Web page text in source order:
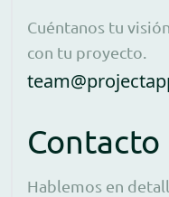
Cuéntanos tu
con tu proyecto.
Hablemos en